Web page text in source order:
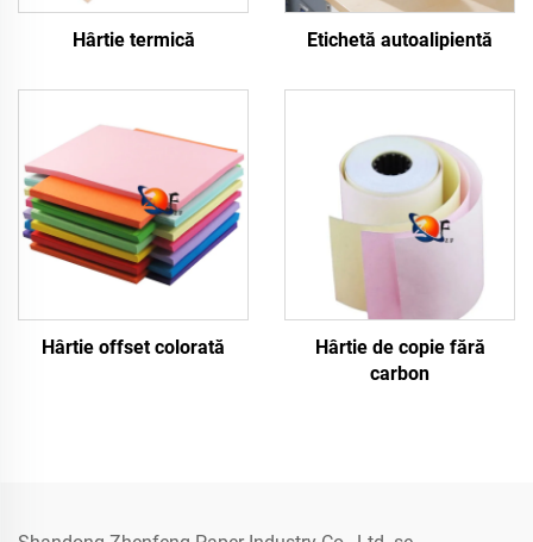
Hârtie termică Etichetă autoalipientă
Hârtie offset colorată
Hârtie de copie fără
carbon